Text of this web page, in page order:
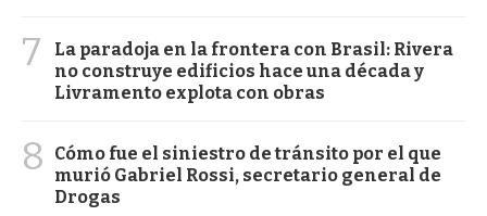
7
La paradoja en la frontera con Brasil: Rivera
no construye edificios hace una década y
Livramento explota con obras
8
Cómo fue el siniestro de tránsito por el que
murió Gabriel Rossi, secretario general de
Drogas